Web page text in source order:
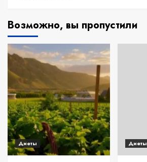
Возможно, вы пропустили
Диеты Диеты